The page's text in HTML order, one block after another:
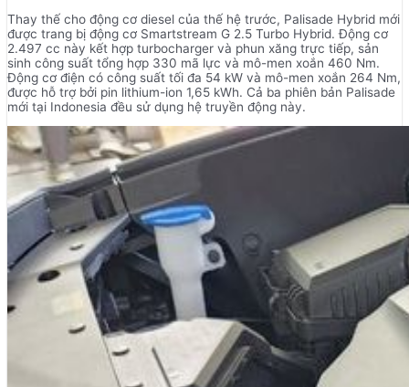
Thay thế cho động cơ diesel của thế hệ trước, Palisade Hybrid mới
được trang bị động cơ Smartstream G 2.5 Turbo Hybrid. Động cơ
2.497 cc này kết hợp turbocharger và phun xăng trực tiếp, sản
sinh công suất tổng hợp 330 mã lực và mô-men xoắn 460 Nm.
Động cơ điện có công suất tối đa 54 kW và mô-men xoắn 264 Nm,
được hỗ trợ bởi pin lithium-ion 1,65 kWh. Cả ba phiên bản Palisade
mới tại Indonesia đều sử dụng hệ truyền động này.